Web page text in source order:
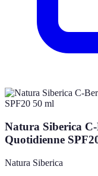
Natura Siberica
Quotidienne
Natura Siberica